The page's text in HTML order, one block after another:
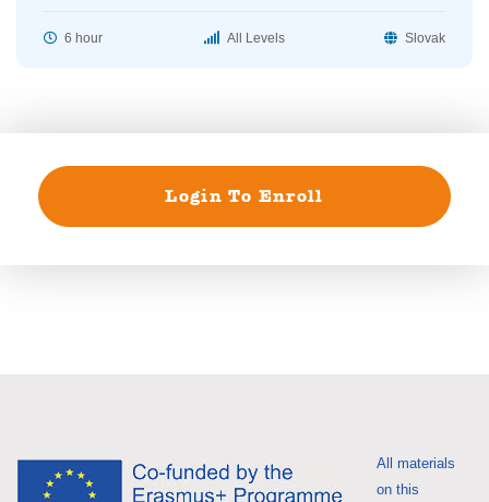
6 hour All Levels Slovak
Login To Enroll
All materials
on this